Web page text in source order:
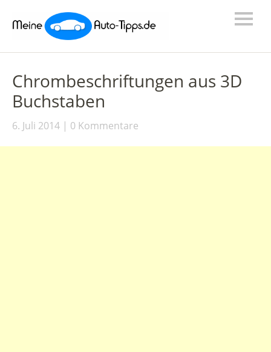
Chrombeschriftungen aus 3D
Buchstaben
6. Juli 2014 0 Kommentare